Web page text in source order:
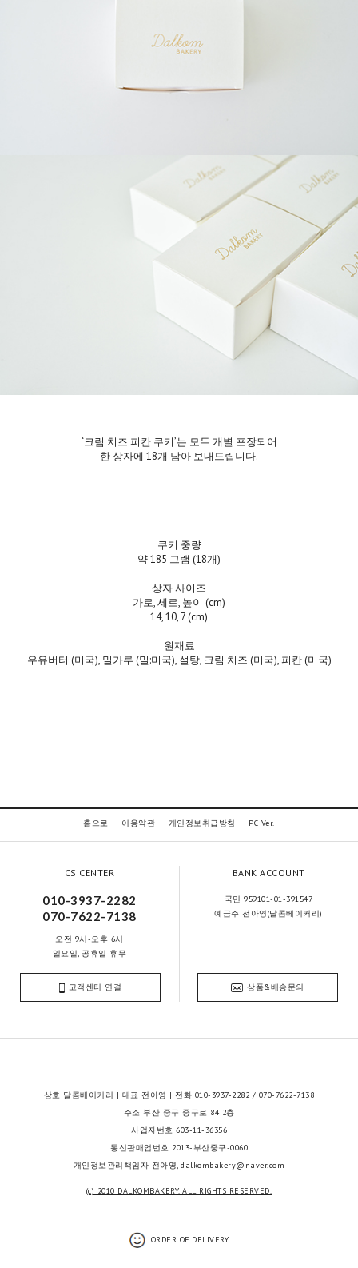
‘크림 치즈 피칸 쿠키’는 모두 개별 포장되어
한 상자에 18개 담아 보내드립니다.
쿠키 중량
약 185 그램 (18개)
상자 사이즈
가로, 세로, 높이 (cm)
14, 10, 7 (cm)
원재료
우유버터 (미국), 밀가루 (밀:미국), 설탕, 크림 치즈 (미국), 피칸 (미국)
홈으로 이용약관 개인정보취급방침 PC Ver.
CS CENTER
010-3937-2282
070-7622-7138
오전 9시-오후 6시
일요일, 공휴일 휴무
BANK ACCOUNT
국민 959101-01-391547
예금주 전아영(달콤베이커리)
고객센터 연결 상품&배송문의
상호 달콤베이커리 | 대표 전아영 | 전화 010-3937-2282 / 070-7622-7138
주소 부산 중구 중구로 84 2층
사업자번호 603-11-36356
통신판매업번호 2013-부산중구-0060
개인정보관리책임자 전아영, dalkombakery@naver.com
(c) 2010 DALKOMBAKERY. ALL RIGHTS RESERVED.
ORDER OF DELIVERY